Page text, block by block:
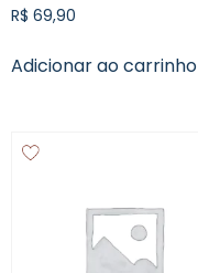
R$ 69,90
Adicionar ao carrinho